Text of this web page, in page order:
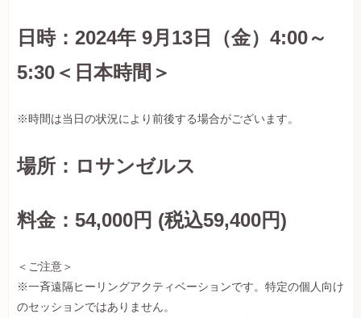
日時：2024年 9月13日（金）4:00～
5:30＜日本時間＞
※時間は当日の状況により前後する場合がございます。
場所：ロサンゼルス
料金：54,000円 (税込59,400円)
＜ご注意＞
※一斉遠隔ヒーリングアクティベーションです。特定の個人向け
のセッションではありません。